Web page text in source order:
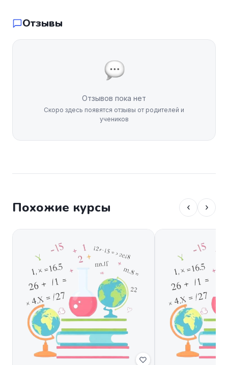
Отзывы
Отзывов пока нет
Скоро здесь появятся отзывы от родителей и
учеников
Похожие курсы ‹ ›